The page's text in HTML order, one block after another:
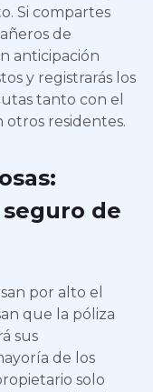
Si compartes
de
anticipación
y registrarás los
tanto con el
residentes.
de
por alto el
que la póliza
sus
de los
solo